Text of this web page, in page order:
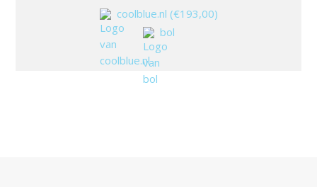
coolblue.nl (€193,00)
bol